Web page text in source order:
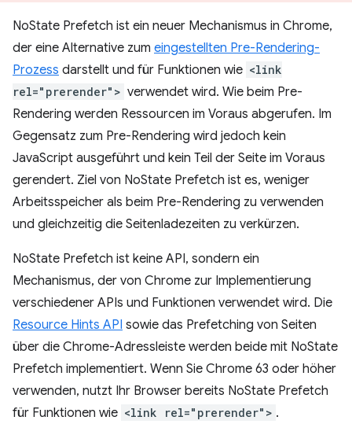
NoState Prefetch ist ein neuer Mechanismus in Chrome,
der eine Alternative zum eingestellten Pre-Rendering-
Prozess darstellt und für Funktionen wie <link
rel="prerender"> verwendet wird. Wie beim Pre-
Rendering werden Ressourcen im Voraus abgerufen. Im
Gegensatz zum Pre-Rendering wird jedoch kein
JavaScript ausgeführt und kein Teil der Seite im Voraus
gerendert. Ziel von NoState Prefetch ist es, weniger
Arbeitsspeicher als beim Pre-Rendering zu verwenden
und gleichzeitig die Seitenladezeiten zu verkürzen.
NoState Prefetch ist keine API, sondern ein
Mechanismus, der von Chrome zur Implementierung
verschiedener APIs und Funktionen verwendet wird. Die
Resource Hints API sowie das Prefetching von Seiten
über die Chrome-Adressleiste werden beide mit NoState
Prefetch implementiert. Wenn Sie Chrome 63 oder höher
verwenden, nutzt Ihr Browser bereits NoState Prefetch
für Funktionen wie <link rel="prerender"> .